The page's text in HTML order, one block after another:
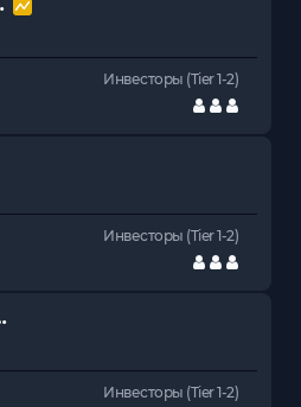
Инвесторы (Tier 1-2)
Инвесторы (Tier 1-2)
Инвесторы (Tier 1-2)